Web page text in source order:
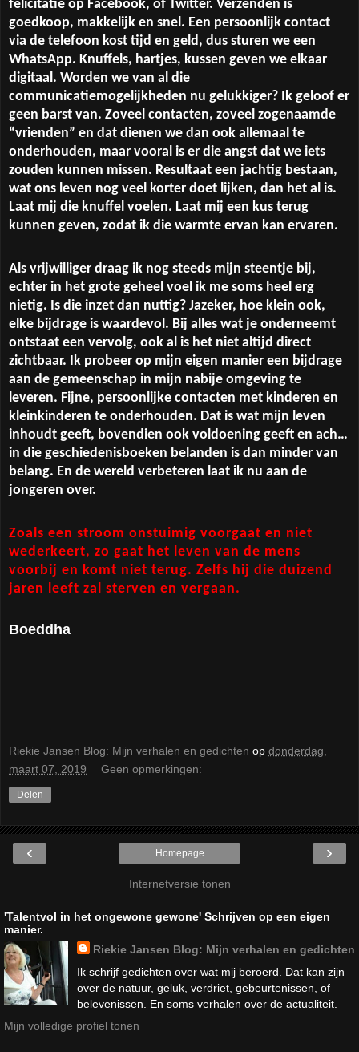
felicitatie op Facebook, of Twitter. Verzenden is
goedkoop, makkelijk en snel. Een persoonlijk contact
via de telefoon kost tijd en geld, dus sturen we een
WhatsApp. Knuffels, hartjes, kussen geven we elkaar
digitaal. Worden we van al die
communicatiemogelijkheden nu gelukkiger? Ik geloof er
geen barst van. Zoveel contacten, zoveel zogenaamde
“vrienden” en dat dienen we dan ook allemaal te
onderhouden, maar vooral is er die angst dat we iets
zouden kunnen missen. Resultaat een jachtig bestaan,
wat ons leven nog veel korter doet lijken, dan het al is.
Laat mij die knuffel voelen. Laat mij een kus terug
kunnen geven, zodat ik die warmte ervan kan ervaren.
Als vrijwilliger draag ik nog steeds mijn steentje bij,
echter in het grote geheel voel ik me soms heel erg
nietig. Is die inzet dan nuttig? Jazeker, hoe klein ook,
elke bijdrage is waardevol. Bij alles wat je onderneemt
ontstaat een vervolg, ook al is het niet altijd direct
zichtbaar. Ik probeer op mijn eigen manier een bijdrage
aan de gemeenschap in mijn nabije omgeving te
leveren. Fijne, persoonlijke contacten met kinderen en
kleinkinderen te onderhouden. Dat is wat mijn leven
inhoudt geeft, bovendien ook voldoening geeft en ach…
in die geschiedenisboeken belanden is dan minder van
belang. En de wereld verbeteren laat ik nu aan de
jongeren over.
Zoals een stroom onstuimig voorgaat en niet
wederkeert, zo gaat het leven van de mens
voorbij en komt niet terug. Zelfs hij die duizend
jaren leeft zal sterven en vergaan.
Boeddha
Riekie Jansen Blog: Mijn verhalen en gedichten op donderdag,
maart 07, 2019
Geen opmerkingen:
Delen
‹ ›
Homepage
Internetversie tonen
'Talentvol in het ongewone gewone' Schrijven op een eigen
manier.
Riekie Jansen Blog: Mijn verhalen en gedichten
Ik schrijf gedichten over wat mij beroerd. Dat kan zijn
over de natuur, geluk, verdriet, gebeurtenissen, of
belevenissen. En soms verhalen over de actualiteit.
Mijn volledige profiel tonen